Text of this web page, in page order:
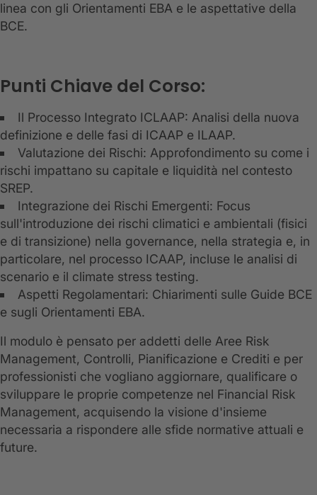
linea con gli Orientamenti EBA e le aspettative della
BCE.
Punti Chiave del Corso:
Il Processo Integrato ICLAAP: Analisi della nuova
definizione e delle fasi di ICAAP e ILAAP.
Valutazione dei Rischi: Approfondimento su come i
rischi impattano su capitale e liquidità nel contesto
SREP.
Integrazione dei Rischi Emergenti: Focus
sull'introduzione dei rischi climatici e ambientali (fisici
e di transizione) nella governance, nella strategia e, in
particolare, nel processo ICAAP, incluse le analisi di
scenario e il climate stress testing.
Aspetti Regolamentari: Chiarimenti sulle Guide BCE
e sugli Orientamenti EBA.
Il modulo è pensato per addetti delle Aree Risk
Management, Controlli, Pianificazione e Crediti e per
professionisti che vogliano aggiornare, qualificare o
sviluppare le proprie competenze nel Financial Risk
Management, acquisendo la visione d'insieme
necessaria a rispondere alle sfide normative attuali e
future.